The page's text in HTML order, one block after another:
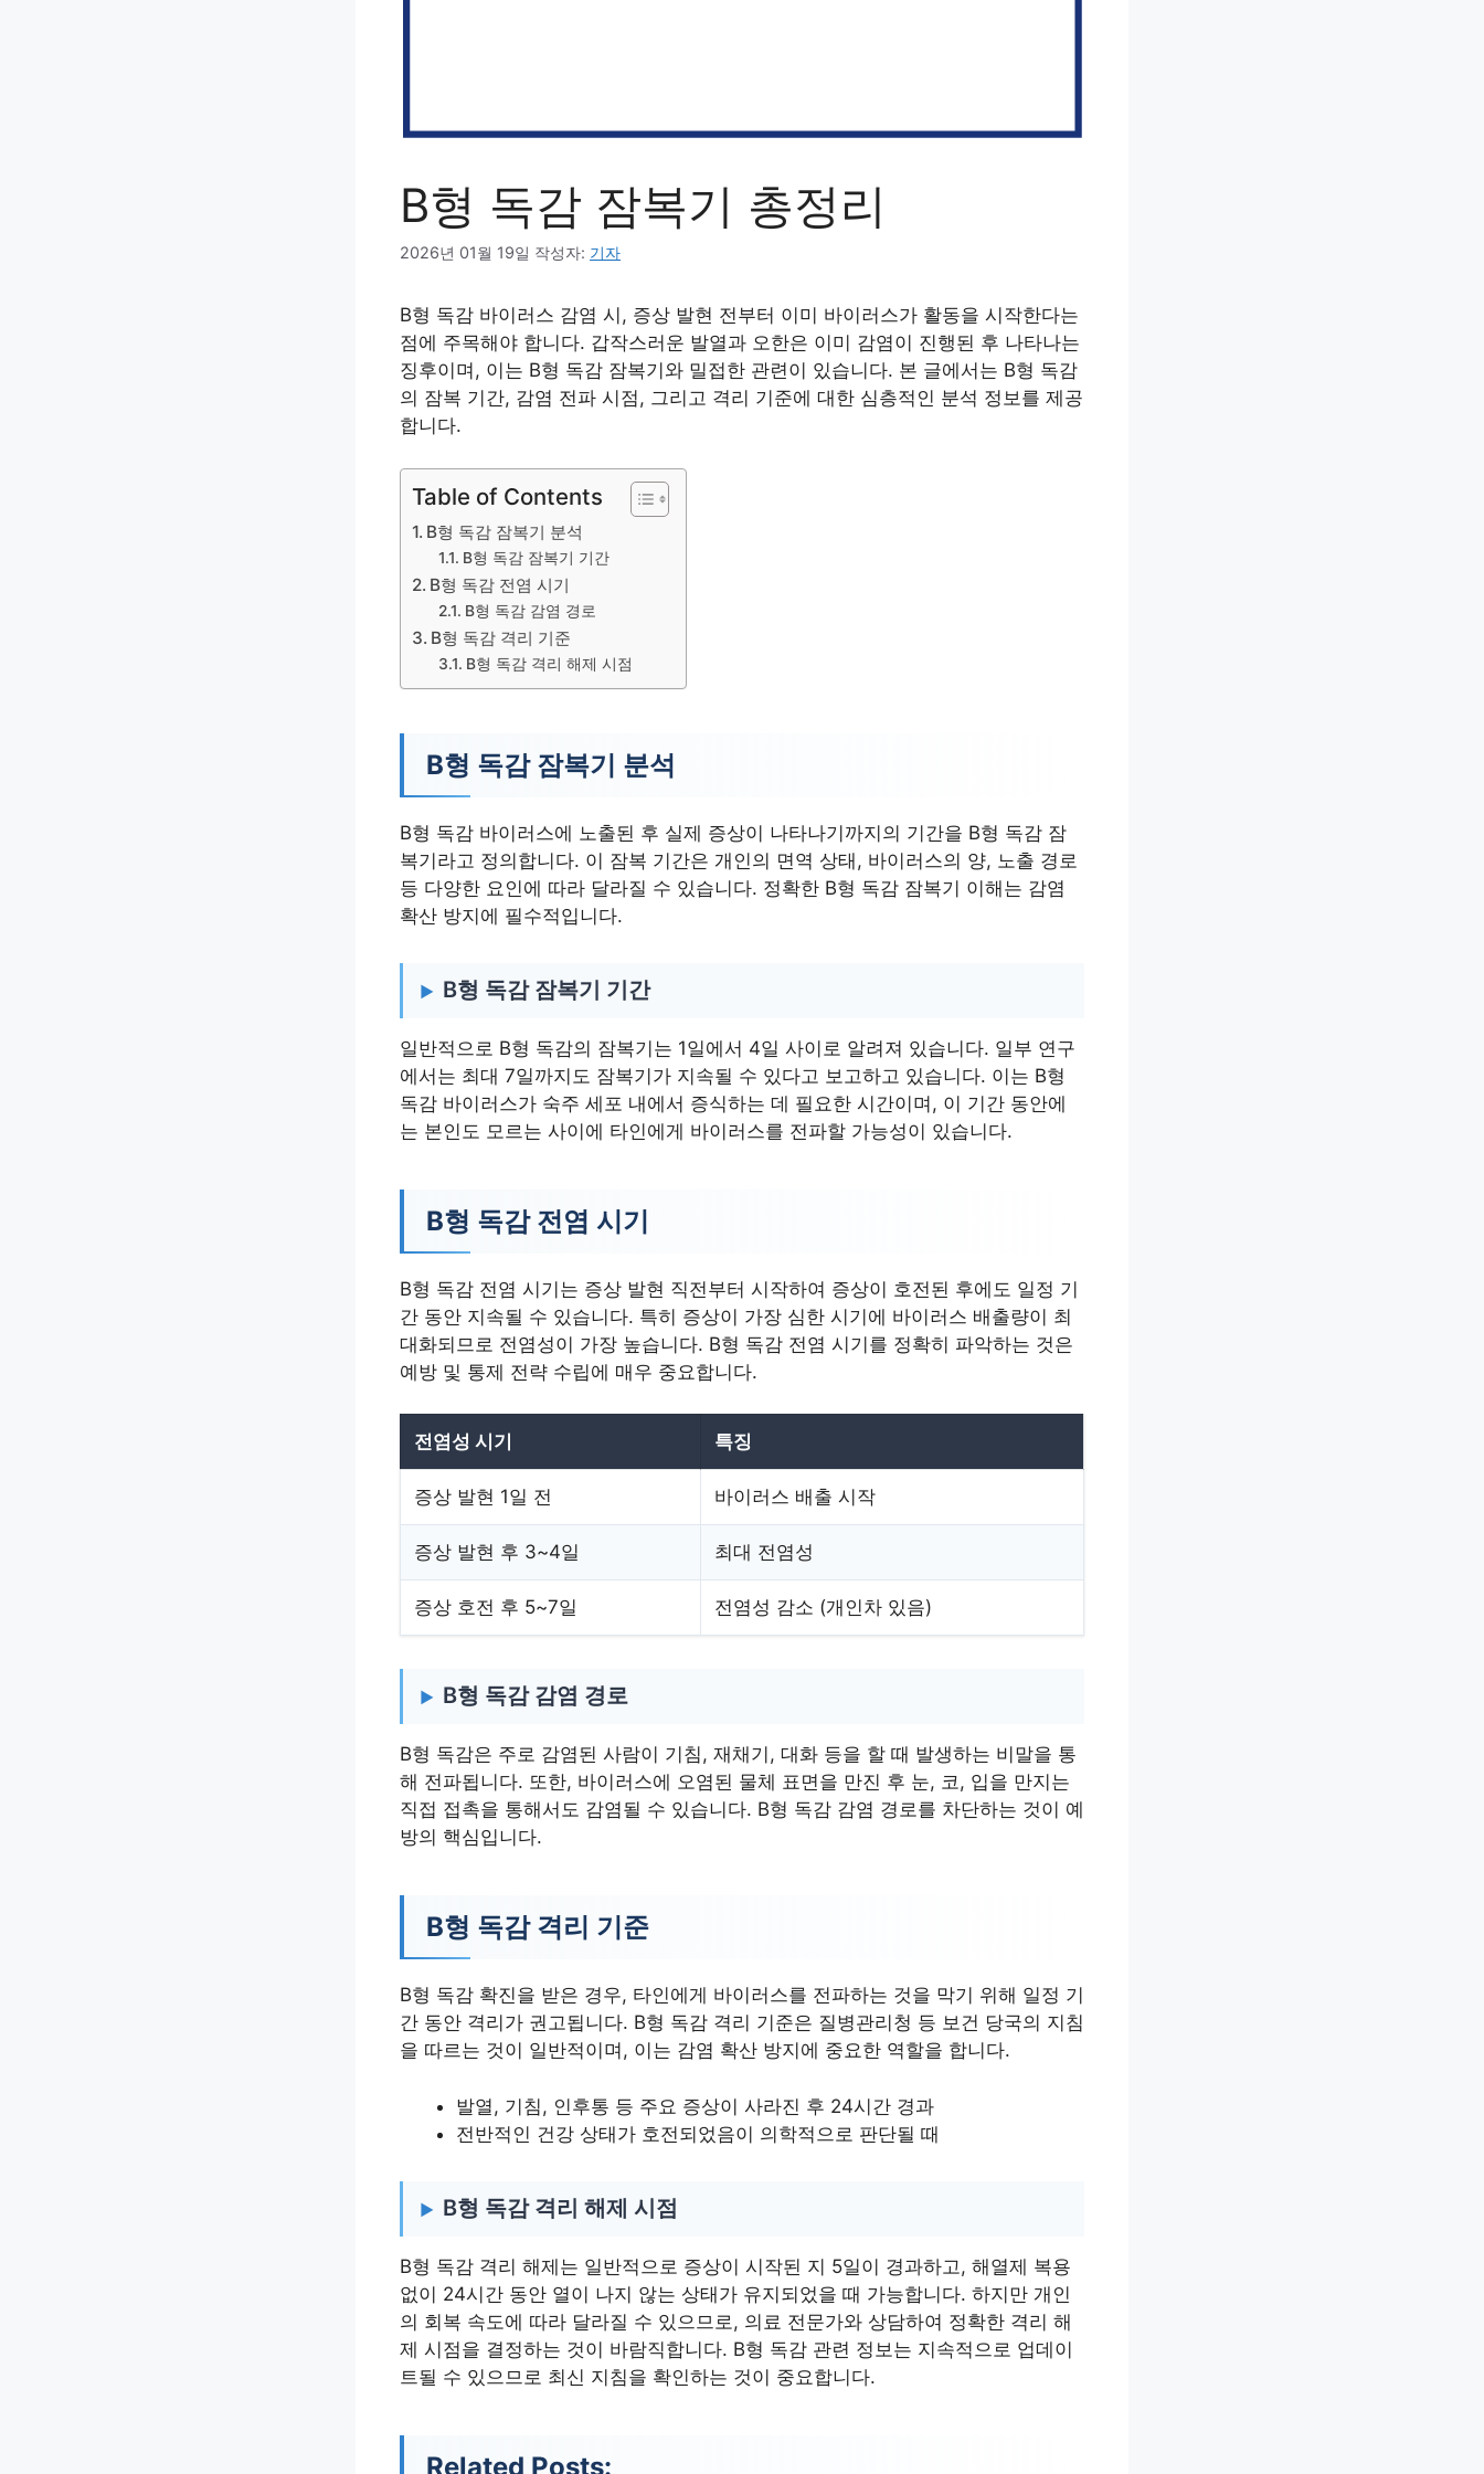
B형 독감 잠복기 총정리
2026년 01월 19일 작성자: 기자
B형 독감 바이러스 감염 시, 증상 발현 전부터 이미 바이러스가 활동을 시작한다는
점에 주목해야 합니다. 갑작스러운 발열과 오한은 이미 감염이 진행된 후 나타나는
징후이며, 이는 B형 독감 잠복기와 밀접한 관련이 있습니다. 본 글에서는 B형 독감
의 잠복 기간, 감염 전파 시점, 그리고 격리 기준에 대한 심층적인 분석 정보를 제공
합니다.
Table of Contents
B형 독감 잠복기 분석
B형 독감 잠복기 기간
B형 독감 전염 시기
B형 독감 감염 경로
B형 독감 격리 기준
B형 독감 격리 해제 시점
B형 독감 잠복기 분석
B형 독감 바이러스에 노출된 후 실제 증상이 나타나기까지의 기간을 B형 독감 잠
복기라고 정의합니다. 이 잠복 기간은 개인의 면역 상태, 바이러스의 양, 노출 경로
등 다양한 요인에 따라 달라질 수 있습니다. 정확한 B형 독감 잠복기 이해는 감염
확산 방지에 필수적입니다.
B형 독감 잠복기 기간
일반적으로 B형 독감의 잠복기는 1일에서 4일 사이로 알려져 있습니다. 일부 연구
에서는 최대 7일까지도 잠복기가 지속될 수 있다고 보고하고 있습니다. 이는 B형
독감 바이러스가 숙주 세포 내에서 증식하는 데 필요한 시간이며, 이 기간 동안에
는 본인도 모르는 사이에 타인에게 바이러스를 전파할 가능성이 있습니다.
B형 독감 전염 시기
B형 독감 전염 시기는 증상 발현 직전부터 시작하여 증상이 호전된 후에도 일정 기
간 동안 지속될 수 있습니다. 특히 증상이 가장 심한 시기에 바이러스 배출량이 최
대화되므로 전염성이 가장 높습니다. B형 독감 전염 시기를 정확히 파악하는 것은
예방 및 통제 전략 수립에 매우 중요합니다.
전염성 시기 특징
증상 발현 1일 전 바이러스 배출 시작
증상 발현 후 3~4일 최대 전염성
증상 호전 후 5~7일 전염성 감소 (개인차 있음)
B형 독감 감염 경로
B형 독감은 주로 감염된 사람이 기침, 재채기, 대화 등을 할 때 발생하는 비말을 통
해 전파됩니다. 또한, 바이러스에 오염된 물체 표면을 만진 후 눈, 코, 입을 만지는
직접 접촉을 통해서도 감염될 수 있습니다. B형 독감 감염 경로를 차단하는 것이 예
방의 핵심입니다.
B형 독감 격리 기준
B형 독감 확진을 받은 경우, 타인에게 바이러스를 전파하는 것을 막기 위해 일정 기
간 동안 격리가 권고됩니다. B형 독감 격리 기준은 질병관리청 등 보건 당국의 지침
을 따르는 것이 일반적이며, 이는 감염 확산 방지에 중요한 역할을 합니다.
발열, 기침, 인후통 등 주요 증상이 사라진 후 24시간 경과
전반적인 건강 상태가 호전되었음이 의학적으로 판단될 때
B형 독감 격리 해제 시점
B형 독감 격리 해제는 일반적으로 증상이 시작된 지 5일이 경과하고, 해열제 복용
없이 24시간 동안 열이 나지 않는 상태가 유지되었을 때 가능합니다. 하지만 개인
의 회복 속도에 따라 달라질 수 있으므로, 의료 전문가와 상담하여 정확한 격리 해
제 시점을 결정하는 것이 바람직합니다. B형 독감 관련 정보는 지속적으로 업데이
트될 수 있으므로 최신 지침을 확인하는 것이 중요합니다.
Related Posts: